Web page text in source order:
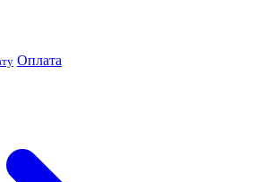
Оплата